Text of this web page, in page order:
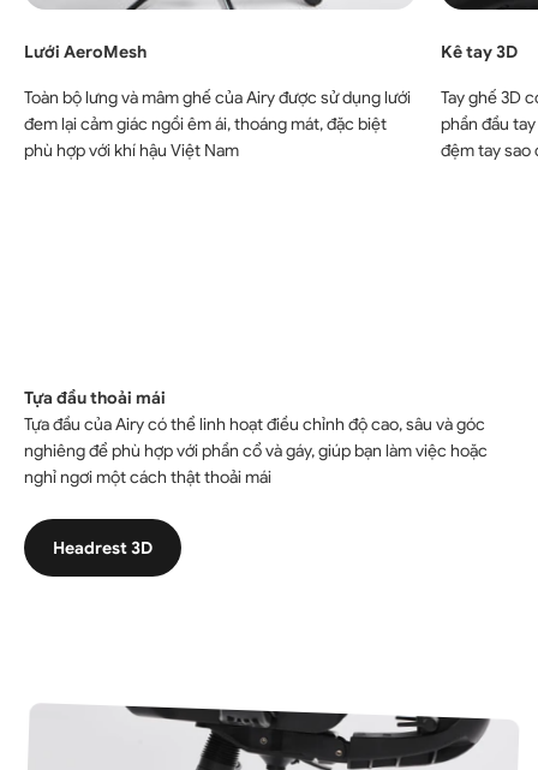
Lưới AeroMesh
Toàn bộ lưng và mâm ghế của Airy được sử dụng lưới
đem lại cảm giác ngồi êm ái, thoáng mát, đặc biệt
phù hợp với khí hậu Việt Nam
Kê tay 3D
Tay ghế 3D
phần đầu
đệm tay sao
Tựa đầu thoải mái
Tựa đầu của Airy có thể linh hoạt điều chỉnh độ cao, sâu và góc
nghiêng để phù hợp với phần cổ và gáy, giúp bạn làm việc hoặc
nghỉ ngơi một cách thật thoải mái
Headrest 3D